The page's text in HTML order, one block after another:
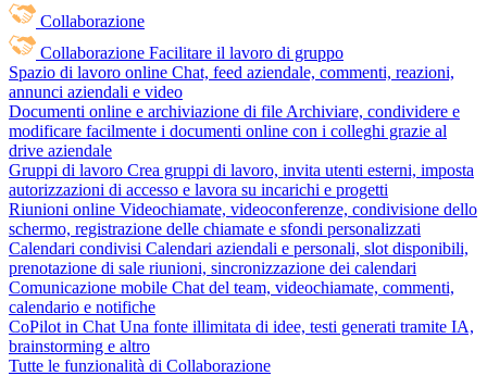
Collaborazione
Collaborazione Facilitare il lavoro di gruppo
Spazio di lavoro online Chat, feed aziendale, commenti, reazioni,
annunci aziendali e video
Documenti online e archiviazione di file Archiviare, condividere e
modificare facilmente i documenti online con i colleghi grazie al
drive aziendale
Gruppi di lavoro Crea gruppi di lavoro, invita utenti esterni, imposta
autorizzazioni di accesso e lavora su incarichi e progetti
Riunioni online Videochiamate, videoconferenze, condivisione dello
schermo, registrazione delle chiamate e sfondi personalizzati
Calendari condivisi Calendari aziendali e personali, slot disponibili,
prenotazione di sale riunioni, sincronizzazione dei calendari
Comunicazione mobile Chat del team, videochiamate, commenti,
calendario e notifiche
CoPilot in Chat Una fonte illimitata di idee, testi generati tramite IA,
brainstorming e altro
Tutte le funzionalità di Collaborazione